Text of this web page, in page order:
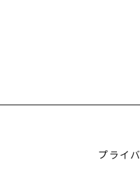
プライ